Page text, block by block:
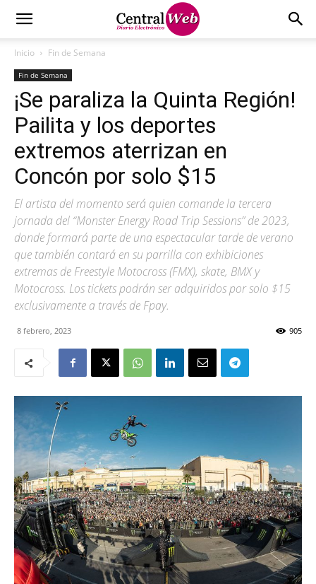
Inicio Fin de Semana
Fin de Semana
¡Se paraliza la Quinta Región!
Pailita y los deportes
extremos aterrizan en
Concón por solo $15
El artista del momento será quien comande la tercera
jornada del “Monster Energy Road Trip Sessions” de 2023,
donde formará parte de una espectacular tarde de verano
que también contará en su parrilla con exhibiciones
extremas de Freestyle Motocross (FMX), skate, BMX y
Motocross. Los tickets podrán ser adquiridos por solo $15
exclusivamente a través de Fpay.
8 febrero, 2023 905